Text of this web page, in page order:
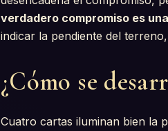
verdadero compromiso es
indicar la pendiente del
¿Cómo se
Cuatro cartas iluminan bien la